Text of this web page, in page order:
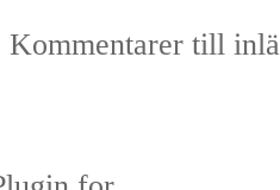
Kommentarer till